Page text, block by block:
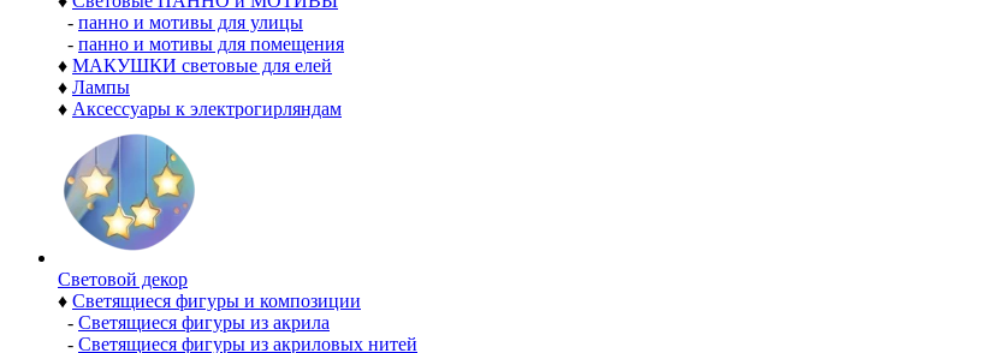
- панно и мотивы для улицы
- панно и мотивы для помещения
♦ МАКУШКИ световые для елей
♦ Лампы
♦ Аксессуары к электрогирляндам
Световой декор
♦ Светящиеся фигуры и композиции
- Светящиеся фигуры из акрила
- Светящиеся фигуры из акриловых нитей